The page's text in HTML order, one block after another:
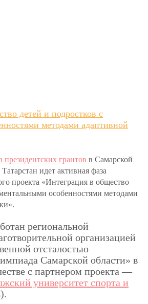
детей и подростков с
методами адаптивной
президентских грантов в Самарской
идет активная фаза
проекта «Интеграция в общество
особенностями методами
региональной
организацией
отсталостью
Самарской области» в
с партнером проекта —
университет спорта и